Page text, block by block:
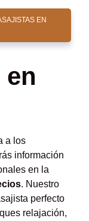
EN
a los
información
en la
. Nuestro
perfecto
relajación,